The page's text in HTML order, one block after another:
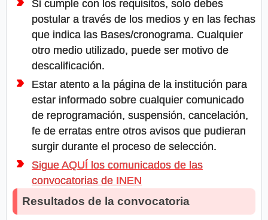
Si cumple con los requisitos, solo debes
postular a través de los medios y en las fechas
que indica las Bases/cronograma. Cualquier
otro medio utilizado, puede ser motivo de
descalificación.
Estar atento a la página de la institución para
estar informado sobre cualquier comunicado
de reprogramación, suspensión, cancelación,
fe de erratas entre otros avisos que pudieran
surgir durante el proceso de selección.
Sigue AQUÍ los comunicados de las
convocatorias de INEN
Resultados de la convocatoria